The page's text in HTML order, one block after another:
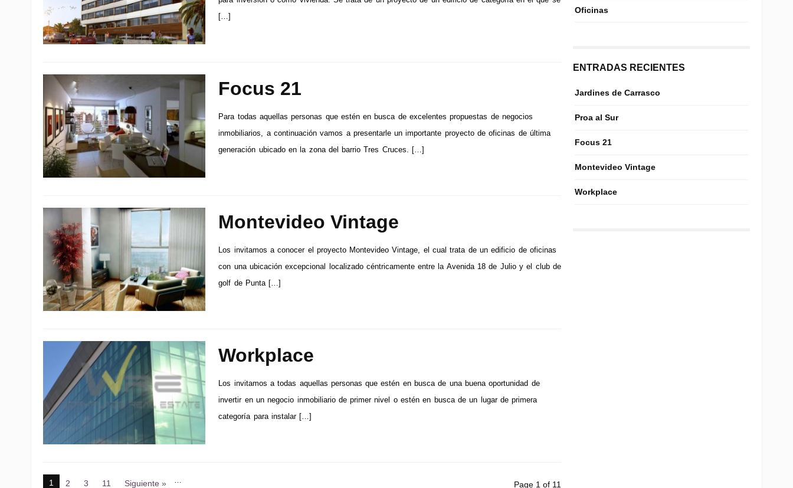
[…]
Focus 21
Para todas aquellas personas que estén en busca de excelentes propuestas de negocios
inmobiliarios, a continuación vamos a presentarle un importante proyecto de oficinas de última
generación ubicado en la zona del barrio Tres Cruces. […]
Montevideo Vintage
Los invitamos a conocer el proyecto Montevideo Vintage, el cual trata de un edificio de oficinas
con una ubicación excepcional localizado céntricamente entre la Avenida 18 de Julio y el club de
golf de Punta […]
Workplace
Los invitamos a todas aquellas personas que estén en busca de una buena oportunidad de
invertir en un negocio inmobiliario de primer nivel o estén en busca de un lugar de primera
categoría para instalar […]
1 2 3 …
11 Siguiente » Page 1 of 11
Oficinas
ENTRADAS RECIENTES
Jardines de Carrasco
Proa al Sur
Focus 21
Montevideo Vintage
Workplace